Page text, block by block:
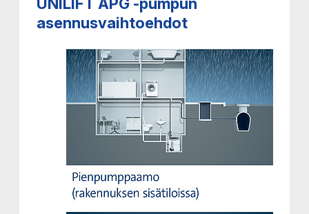
UNILIFT APG -pumpun
asennusvaihtoehdot